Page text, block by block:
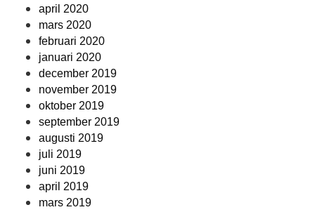
april 2020
mars 2020
februari 2020
januari 2020
december 2019
november 2019
oktober 2019
september 2019
augusti 2019
juli 2019
juni 2019
april 2019
mars 2019